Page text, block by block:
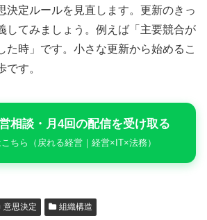
決定ルールを見直します。更新のきっ
してみましょう。例えば「主要競合が
た時」です。小さな更新から始めるこ
です。
相談・月4回の配信を受け取る
ちら（戻れる経営｜経営×IT×法務）
意思決定 組織構造